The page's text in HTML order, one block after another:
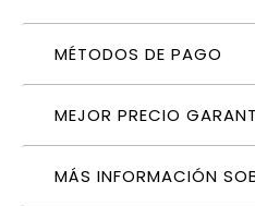
MÉTODOS DE PAGO
MEJOR PRECIO
MÁS INFORMACIÓN